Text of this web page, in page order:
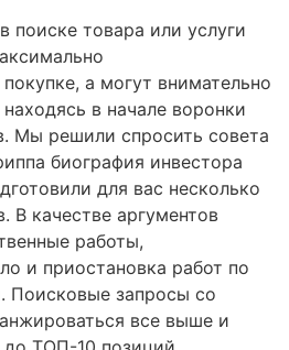
поиске товара или услуги
а могут внимательно
в начале воронки
Мы решили спросить совета
биография инвестора
для вас несколько
В качестве аргументов
работы,
и приостановка работ по
Поисковые запросы со
все выше и